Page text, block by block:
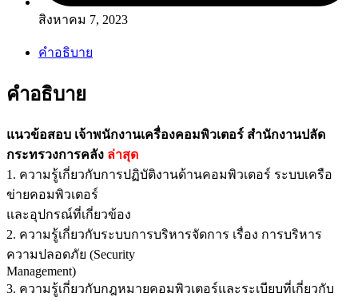
สิงหาคม 7, 2023
คำอธิบาย
คำอธิบาย
แนวข้อสอบ เจ้าพนักงานเครื่องคอมพิวเตอร์ สำนักงานปลัด
กระทรวงการคลัง ล่าสุด
1. ความรู้เกี่ยวกับการปฏิบัติงานด้านคอมพิวเตอร์ ระบบเครือ
ข่ายคอมพิวเตอร์
และอุปกรณ์ที่เกี่ยวข้อง
2. ความรู้เกี่ยวกับระบบการบริหารจัดการ เรื่อง การบริหาร
ความปลอดภัย (Security
Management)
3. ความรู้เกี่ยวกับกฎหมายคอมพิวเตอร์และระเบียบที่เกี่ยวกับ